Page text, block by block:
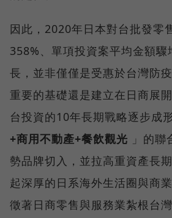
因此，2020年日本對台批發零
358%、單項投資案平均金額驟
長，並非僅僅是受惠於台灣防
重要的基礎還是建立在日商展
台投資的10年長期戰略逐步成
+商用不動產+餐飲觀光 」的聯
勢品牌切入，並拉高重資產長
起深厚的日系海外生活圈與商
徵著日商零售與服務業紮根台